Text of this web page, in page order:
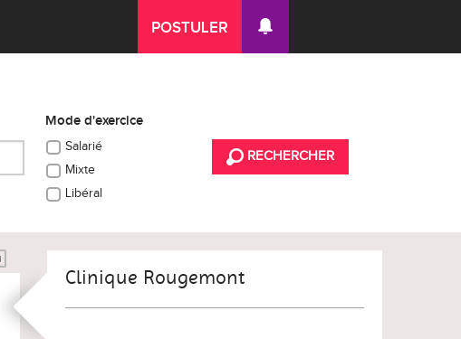
POSTULER
Mode d'exercice
Salarié
Mixte
Libéral
RECHERCHER
Clinique Rougemont